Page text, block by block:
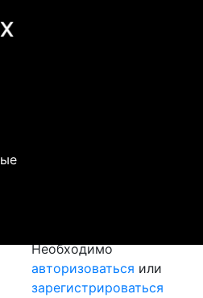
Необходимо
авторизоваться или
зарегистрироваться